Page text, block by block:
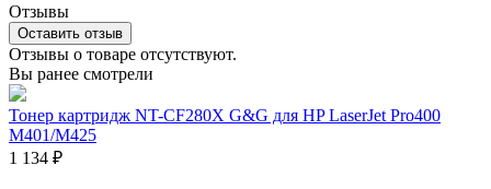
Отзывы
Оставить отзыв
Отзывы о товаре отсутствуют.
Вы ранее смотрели
Тонер картридж NT-CF280X G&G для HP LaserJet Pro400
M401/M425
1 134 ₽